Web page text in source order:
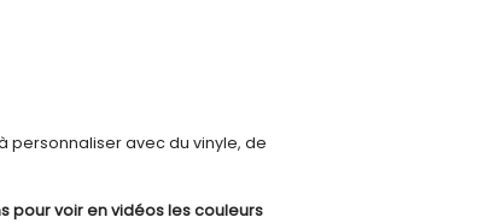
personnaliser avec du vinyle, de
pour voir en vidéos les couleurs